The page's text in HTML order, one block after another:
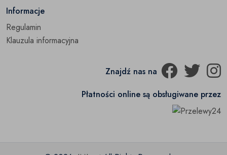
Informacje
Regulamin
Klauzula informacyjna
Znajdź nas na
Płatności online są obsługiwane przez